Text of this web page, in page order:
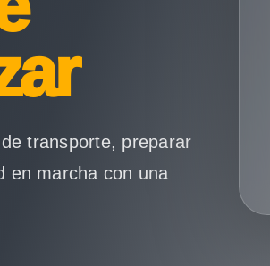
transporte, preparar
en marcha con una